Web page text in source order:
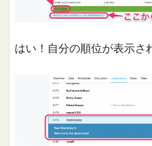
はい！自分の順位が表示さ